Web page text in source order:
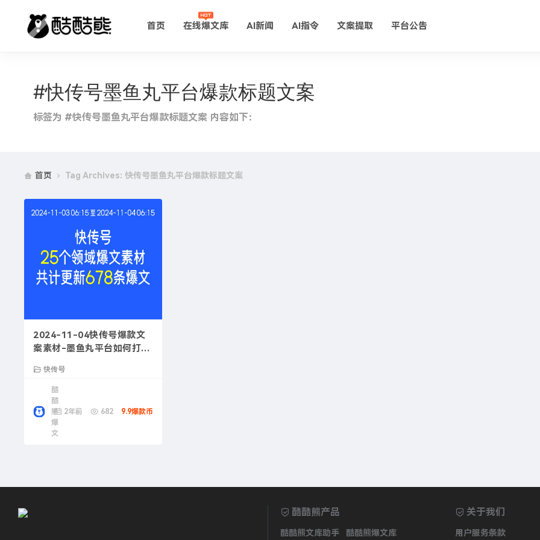
首页 在线爆文库 AI新闻 AI指令 文案提取 平台公告
#快传号墨鱼丸平台爆款标题文案
标签为 #快传号墨鱼丸平台爆款标题文案 内容如下：
首页 Tag Archives: 快传号墨鱼丸平台爆款标题文案
2024-11-04快传号爆款文
案素材-墨鱼丸平台如何打造
快传号
酷
酷
熊
爆
文
2年前 682 9.9爆款币
酷酷熊产品
酷酷熊文库助手 酷酷熊爆文库
关于我们
用户服务条款